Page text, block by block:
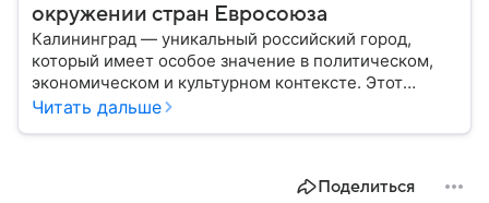
окружении стран Евросоюза
Калининград — уникальный российский город,
который имеет особое значение в политическом,
экономическом и культурном контексте. Этот
город, расположенный в самом сердце Европы,
Читать дальше
Поделиться